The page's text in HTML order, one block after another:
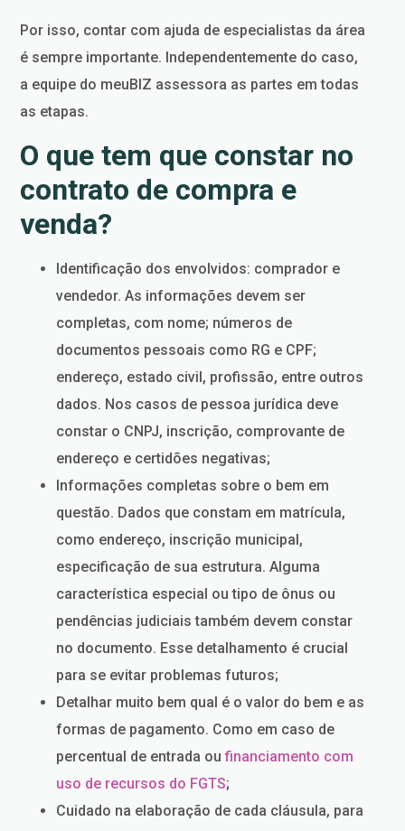
Por isso, contar com ajuda de especialistas da área
é sempre importante. Independentemente do caso,
a equipe do meuBIZ assessora as partes em todas
as etapas.
O que tem que constar no
contrato de compra e
venda?
Identificação dos envolvidos: comprador e
vendedor. As informações devem ser
completas, com nome; números de
documentos pessoais como RG e CPF;
endereço, estado civil, profissão, entre outros
dados. Nos casos de pessoa jurídica deve
constar o CNPJ, inscrição, comprovante de
endereço e certidões negativas;
Informações completas sobre o bem em
questão. Dados que constam em matrícula,
como endereço, inscrição municipal,
especificação de sua estrutura. Alguma
característica especial ou tipo de ônus ou
pendências judiciais também devem constar
no documento. Esse detalhamento é crucial
para se evitar problemas futuros;
Detalhar muito bem qual é o valor do bem e as
formas de pagamento. Como em caso de
percentual de entrada oufinanciamento com
uso de recursos do FGTS;
Cuidado na elaboração de cada cláusula, para